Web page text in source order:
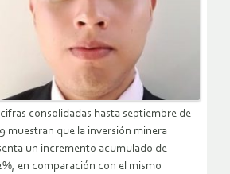
consolidadas hasta septiembre de
muestran que la inversión minera
un incremento acumulado de
en comparación con el mismo